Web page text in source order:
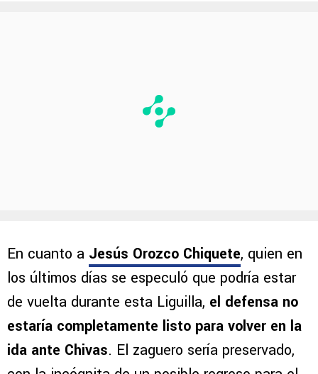
En cuanto a Jesús Orozco Chiquete, quien en
los últimos días se especuló que podría estar
de vuelta durante esta Liguilla, el defensa no
estaría completamente listo para volver en la
ida ante Chivas. El zaguero sería preservado,